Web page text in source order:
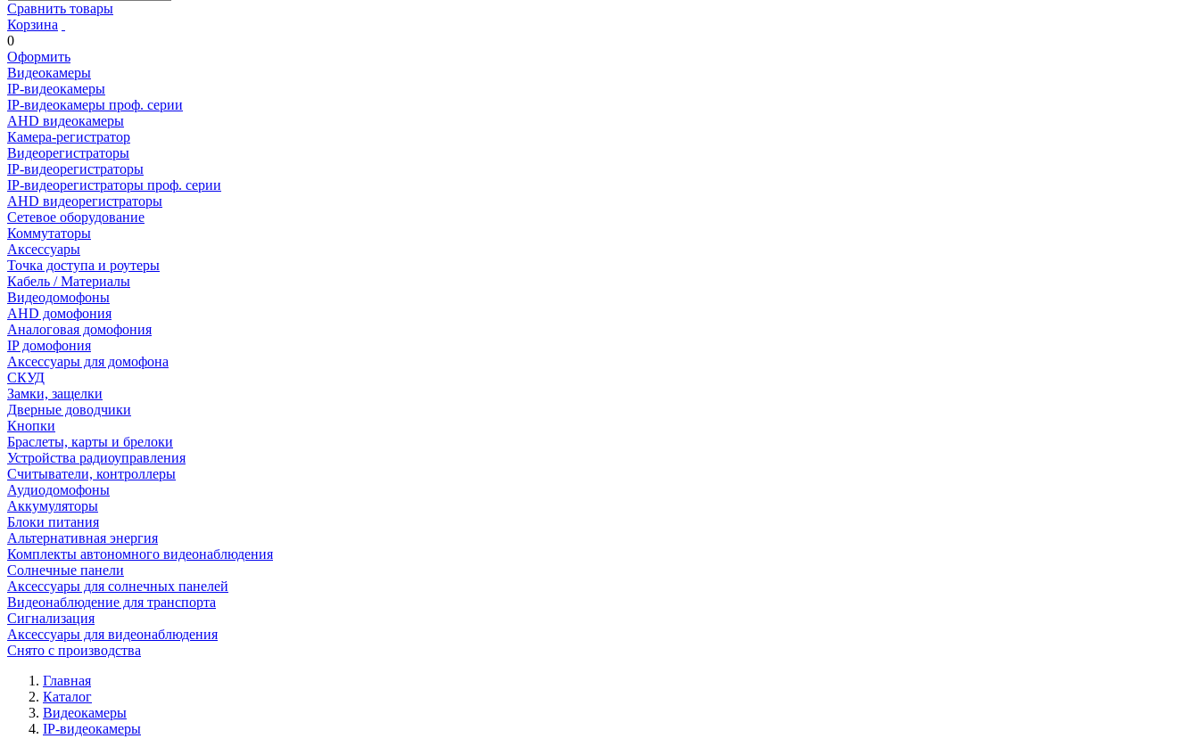
Сравнить товары
Корзина
0
Оформить
Видеокамеры
IP-видеокамеры
IP-видеокамеры проф. серии
AHD видеокамеры
Камера-регистратор
Видеорегистраторы
IP-видеорегистраторы
IP-видеорегистраторы проф. серии
AHD видеорегистраторы
Сетевое оборудование
Коммутаторы
Аксессуары
Точка доступа и роутеры
Кабель / Материалы
Видеодомофоны
AHD домофония
Аналоговая домофония
IP домофония
Аксессуары для домофона
СКУД
Замки, защелки
Дверные доводчики
Кнопки
Браслеты, карты и брелоки
Устройства радиоуправления
Считыватели, контроллеры
Аудиодомофоны
Аккумуляторы
Блоки питания
Альтернативная энергия
Комплекты автономного видеонаблюдения
Солнечные панели
Аксессуары для солнечных панелей
Видеонаблюдение для транспорта
Сигнализация
Аксессуары для видеонаблюдения
Снято с производства
Главная
Каталог
Видеокамеры
IP-видеокамеры